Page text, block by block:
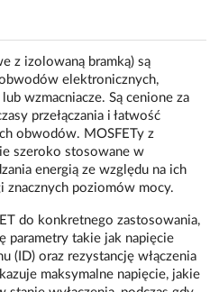
z izolowaną bramką) są
elektronicznych,
wzmacniacze. Są cenione za
przełączania i łatwość
obwodów. MOSFETy z
szeroko stosowane w
energią ze względu na ich
znacznych poziomów mocy.
do konkretnego zastosowania,
parametry takie jak napięcie
(ID) oraz rezystancję włączenia
maksymalne napięcie, jakie